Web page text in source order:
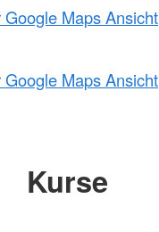
Google Maps Ansicht
Google Maps Ansicht
Kurse